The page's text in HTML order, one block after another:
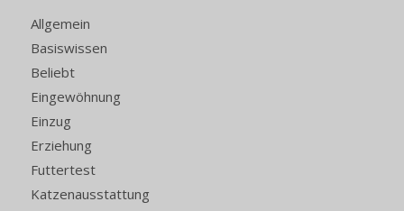
Allgemein
Basiswissen
Beliebt
Eingewöhnung
Einzug
Erziehung
Futtertest
Katzenausstattung